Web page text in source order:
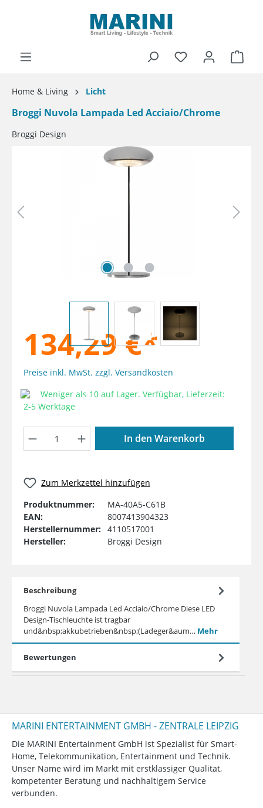
Home & Living Licht
Broggi Nuvola Lampada Led Acciaio/Chrome
Broggi Design
Bildergalerie überspringen
134,29 €*
Preise inkl. MwSt. zzgl. Versandkosten
Weniger als 10 auf Lager. Verfügbar, Lieferzeit:
2-5 Werktage
Produkt Anzahl: Gib den
In den Warenkorb
Zum Merkzettel hinzufügen
Produktnummer:
MA-40A5-C61B
EAN:
8007413904323
Herstellernummer: 4110517001
Hersteller:
Broggi Design
Beschreibung
Broggi Nuvola Lampada Led Acciaio/Chrome Diese LED
Design-Tischleuchte ist tragbar
und&nbsp;akkubetrieben&nbsp;(Ladeger&aum… Mehr
Bewertungen
MARINI ENTERTAINMENT GMBH - ZENTRALE LEIPZIG
Die MARINI Entertainment GmbH ist Spezialist für Smart-
Home, Telekommunikation, Entertainment und Technik.
Unser Name wird im Markt mit erstklassiger Qualität,
kompetenter Beratung und nachhaltigem Service
verbunden.